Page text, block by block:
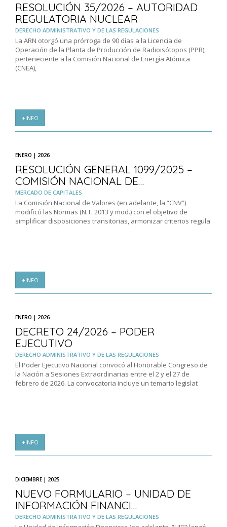
RESOLUCIÓN 35/2026 – AUTORIDAD
REGULATORIA NUCLEAR
DERECHO ADMINISTRATIVO Y DE LAS REGULACIONES
La ARN otorgó una prórroga de 90 días a la Licencia de
Operación de la Planta de Producción de Radioisótopos (PPR),
perteneciente a la Comisión Nacional de Energía Atómica
(CNEA),
+INFO
ENERO | 2026
RESOLUCIÓN GENERAL 1099/2025 –
COMISIÓN NACIONAL DE…
MERCADO DE CAPITALES
La Comisión Nacional de Valores (en adelante, la “CNV”)
modificó las Normas (N.T. 2013 y mod.) con el objetivo de
simplificar disposiciones transitorias, armonizar criterios regula
+INFO
ENERO | 2026
DECRETO 24/2026 – PODER
EJECUTIVO
DERECHO ADMINISTRATIVO Y DE LAS REGULACIONES
El Poder Ejecutivo Nacional convocó al Honorable Congreso de
la Nación a Sesiones Extraordinarias entre el 2 y el 27 de
febrero de 2026. La convocatoria incluye un temario legislat
+INFO
DICIEMBRE | 2025
NUEVO FORMULARIO – UNIDAD DE
INFORMACIÓN FINANCI…
DERECHO ADMINISTRATIVO Y DE LAS REGULACIONES